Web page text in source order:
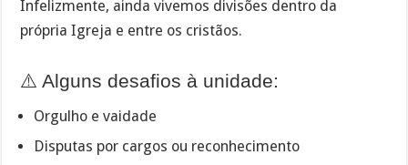
Infelizmente, ainda vivemos divisões dentro da
própria Igreja e entre os cristãos.
⚠️ Alguns desafios à unidade:
Orgulho e vaidade
Disputas por cargos ou reconhecimento